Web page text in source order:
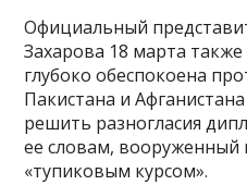
Официальный
Захарова 18 марта
глубоко обеспокоена
Пакистана и
решить разногласия
ее словам, вооруженный
«тупиковым курсом».